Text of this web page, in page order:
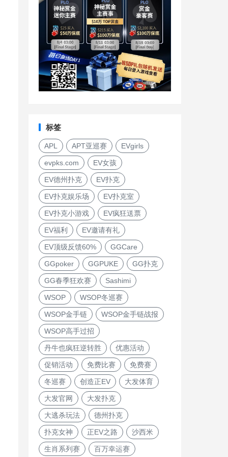
标签
APL APT亚巡赛 EVgirls
evpks.com EV女孩
EV德州扑克 EV扑克
EV扑克娱乐场 EV扑克室
EV扑克小游戏 EV疯狂送票
EV福利 EV邀请有礼
EV顶级反馈60% GGCare
GGpoker GGPUKE GG扑克
GG春季狂欢赛 Sashimi
WSOP WSOP冬巡赛
WSOP金手链 WSOP金手链战报
WSOP高手过招
丹牛也疯狂逆转胜 优惠活动
促销活动 免费比赛 免费赛
冬巡赛 创造正EV 大发体育
大发官网 大发扑克
大逃杀玩法 德州扑克
扑克女神 正EV之路 沙西米
生肖系列赛 百万幸运赛